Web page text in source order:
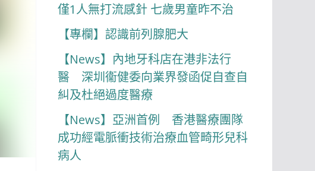
僅1人無打流感針 七歲男童昨不治
【專欄】認識前列腺肥大
【News】內地牙科店在港非法行
醫 深圳衞健委向業界發函促自查自
糾及杜絕過度醫療
【News】亞洲首例 香港醫療團隊
成功經電脈衝技術治療血管畸形兒科
病人